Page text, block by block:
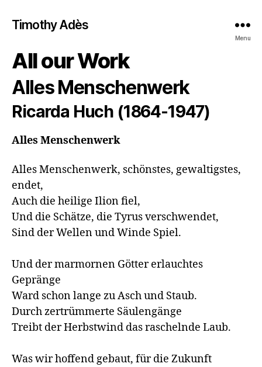
Timothy Adès
Menu
All our Work
Alles Menschenwerk
Ricarda Huch (1864-1947)
Alles Menschenwerk
Alles Menschenwerk, schönstes, gewaltigstes,
endet,
Auch die heilige Ilion fiel,
Und die Schätze, die Tyrus verschwendet,
Sind der Wellen und Winde Spiel.
Und der marmornen Götter erlauchtes
Gepränge
Ward schon lange zu Asch und Staub.
Durch zertrümmerte Säulengänge
Treibt der Herbstwind das raschelnde Laub.
Was wir hoffend gebaut, für die Zukunft